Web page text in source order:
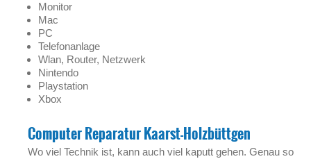
Monitor
Mac
PC
Telefonanlage
Wlan, Router, Netzwerk
Nintendo
Playstation
Xbox
Computer Reparatur Kaarst-Holzbüttgen
Wo viel Technik ist, kann auch viel kaputt gehen. Genau so